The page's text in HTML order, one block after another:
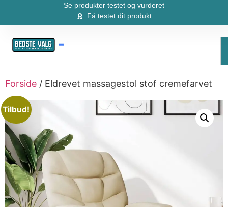
Se produkter testet og vurderet
Få testet dit produkt
Forside / Eldrevet massagestol stof cremefarvet
Tilbud!